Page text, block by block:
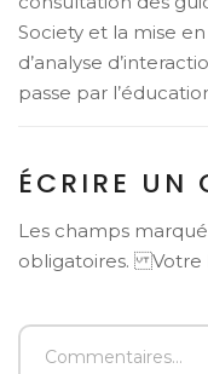
Society et la mise
d’analyse
passe par
ÉCRIRE UN
Les champs
obligatoires. Votre